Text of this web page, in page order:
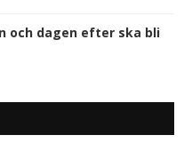
och dagen efter ska bli